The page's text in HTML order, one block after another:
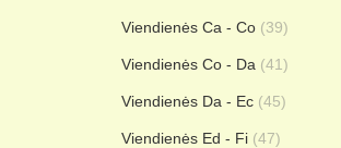
Viendienės Ca - Co (39)
Viendienės Co - Da (41)
Viendienės Da - Ec (45)
Viendienės Ed - Fi (47)